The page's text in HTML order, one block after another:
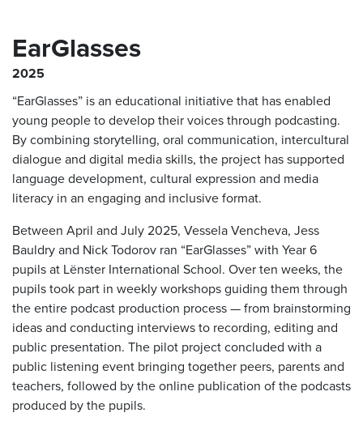
EarGlasses
2025
“EarGlasses” is an educational initiative that has enabled
young people to develop their voices through podcasting.
By combining storytelling, oral communication, intercultural
dialogue and digital media skills, the project has supported
language development, cultural expression and media
literacy in an engaging and inclusive format.
Between April and July 2025, Vessela Vencheva, Jess
Bauldry and Nick Todorov ran “EarGlasses” with Year 6
pupils at Lënster International School. Over ten weeks, the
pupils took part in weekly workshops guiding them through
the entire podcast production process — from brainstorming
ideas and conducting interviews to recording, editing and
public presentation. The pilot project concluded with a
public listening event bringing together peers, parents and
teachers, followed by the online publication of the podcasts
produced by the pupils.